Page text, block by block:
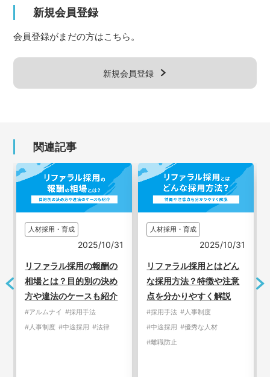
新規会員登録
会員登録がまだの方はこちら。
新規会員登録
関連記事
人材採用・育成
2025/10/31
リファラル採用とはどん
な採用方法？特徴や注意
点を分かりやすく解説
#採用手法 #人事制度
#中途採用 #優秀な人材
労務・制度
2024/10/29
仕事と子育ての両立支援
は人材獲得のカギ！男性
の育児休業取得の現状と
課題とは
#経営戦略 #社員の働き方
#人事制度